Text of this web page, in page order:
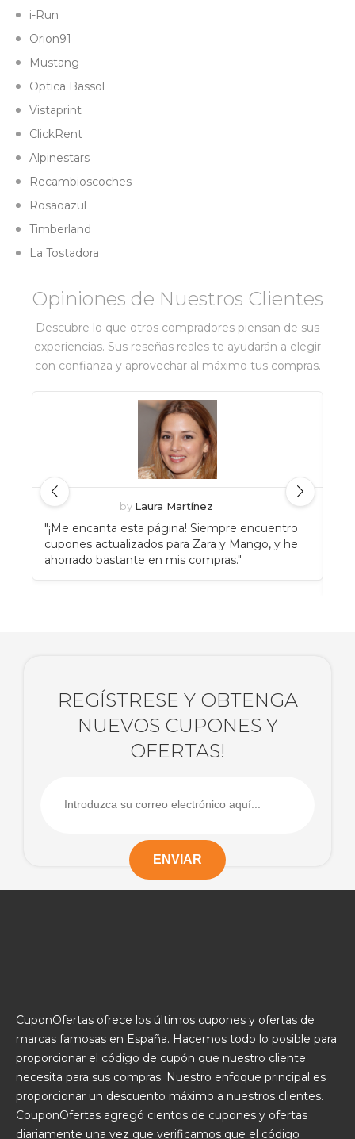
i-Run
Orion91
Mustang
Optica Bassol
Vistaprint
ClickRent
Alpinestars
Recambioscoches
Rosaoazul
Timberland
La Tostadora
Opiniones de Nuestros Clientes
Descubre lo que otros compradores piensan de sus
experiencias. Sus reseñas reales te ayudarán a elegir
con confianza y aprovechar al máximo tus compras.
by Laura Martínez
"¡Me encanta esta página! Siempre encuentro
cupones actualizados para Zara y Mango, y he
ahorrado bastante en mis compras."
REGÍSTRESE Y OBTENGA
NUEVOS CUPONES Y
OFERTAS!
CuponOfertas ofrece los últimos cupones y ofertas de
marcas famosas en España. Hacemos todo lo posible para
proporcionar el código de cupón que nuestro cliente
necesita para sus compras. Nuestro enfoque principal es
proporcionar un descuento máximo a nuestros clientes.
CouponOfertas agregó cientos de cupones y ofertas
diariamente una vez que verificamos que el código